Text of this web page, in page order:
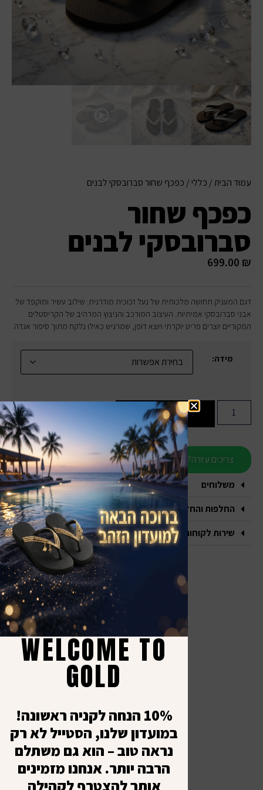
עמוד הבית/ כללי/ כפכף שחור סברובסקי לבנים
כפכף שחור
סברובסקי לבנים
699.00 ₪
דגם המעניק תחושה מלכותית של נעל זכוכית מודרנית: שילוב עשיר ומוקפד של
אבני סברובסקי אמיתיות. העיצוב המורכב והניצוץ המרהיב של הקריסטלים
המקוריים יוצרים פריט יוקרתי ויוצא דופן, שמרגיש כאילו נלקח מתוך סיפור אגדה.
מידה:
הוספה לסל
צריכים עזרה?
משלוחים
החלפות והחזרות
שירות לקוחות
אנחנו במדיה
א׳
כל
WELCOME TO
GOLD
10% הנחה לקניה ראשונה!
במועדון שלנו, הסטייל לא רק
נראה טוב – הוא גם משתלם
הרבה יותר. אנחנו מזמינים
אותך להצטרף לקהילה